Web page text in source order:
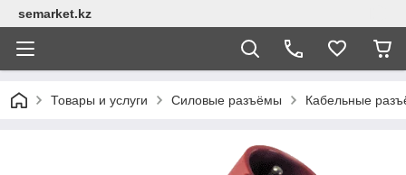
semarket.kz
Товары и услуги Силовые разъёмы Кабельные